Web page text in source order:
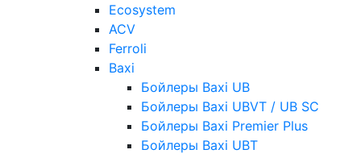
Ecosystem
ACV
Ferroli
Baxi
Бойлеры Baxi UB
Бойлеры Baxi UBVT / UB SC
Бойлеры Baxi Premier Plus
Бойлеры Baxi UBT